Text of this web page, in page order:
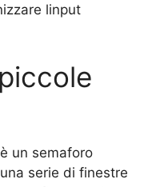
linput
un semaforo
serie di finestre